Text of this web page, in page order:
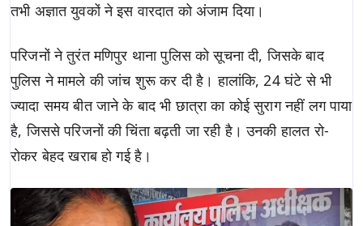
तभी अज्ञात युवकों ने इस वारदात को अंजाम दिया।
परिजनों ने तुरंत मणिपुर थाना पुलिस को सूचना दी, जिसके बाद
पुलिस ने मामले की जांच शुरू कर दी है। हालांकि, 24 घंटे से भी
ज्यादा समय बीत जाने के बाद भी छात्रा का कोई सुराग नहीं लग पाया
है, जिससे परिजनों की चिंता बढ़ती जा रही है। उनकी हालत रो-
रोकर बेहद खराब हो गई है।